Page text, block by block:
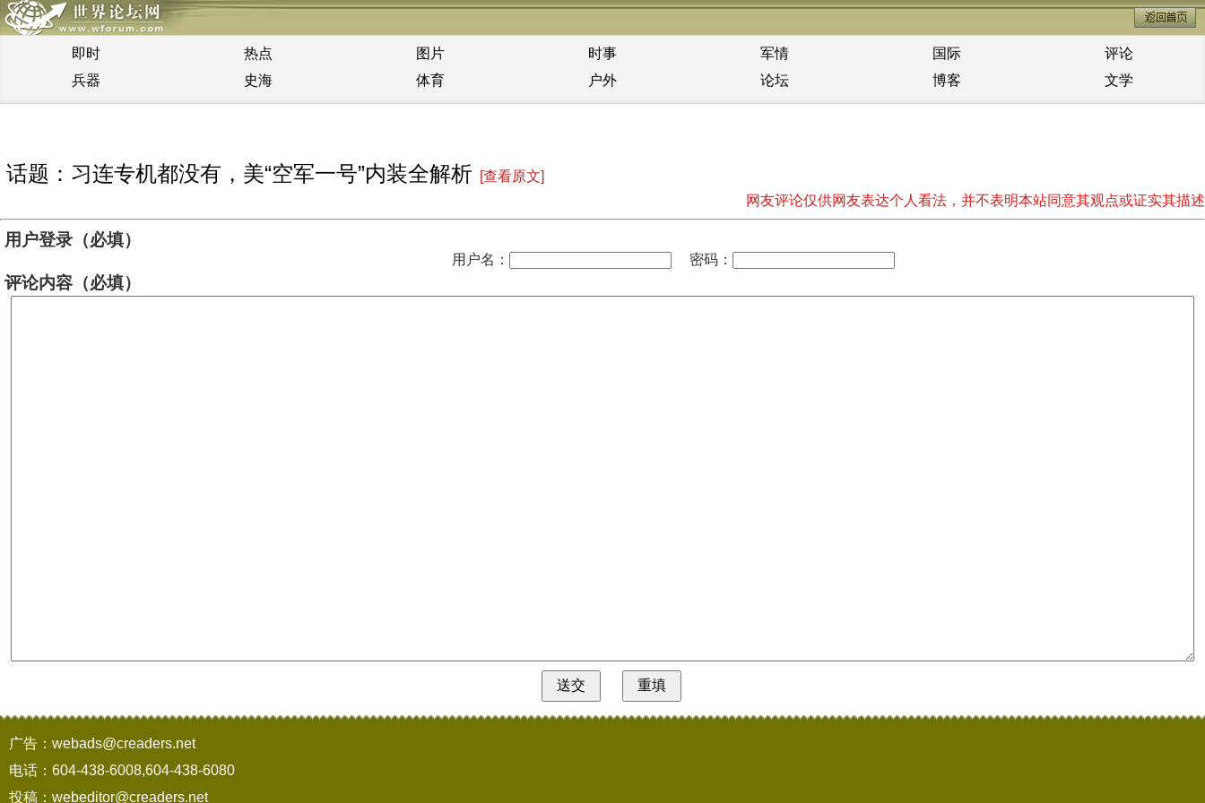
即时 热点 图片 时事 军情 国际
评论
兵器
史海 体育 户外 论坛 博客 文学
话题：习连专机都没有，美“空军一号”内装全解析 [查看原文]
网友评论仅供网友表达个人看法，并不表明本站同意其观点或证实其描述
用户登录（必填）
用户名： 密码：
评论内容（必填）
广告：webads@creaders.net
电话：604-438-6008,604-438-6080
投稿：webeditor@creaders.net